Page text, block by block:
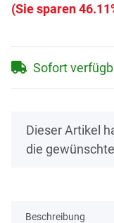
(Sie sparen
Sofort
x
Dieser Artikel
die
Beschreibung